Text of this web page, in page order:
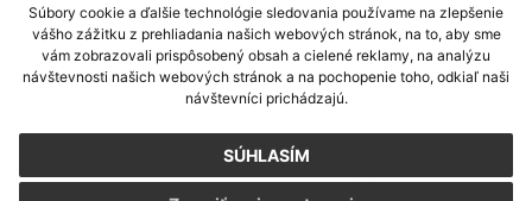
Súbory cookie a ďalšie technológie sledovania používame na zlepšenie
vášho zážitku z prehliadania našich webových stránok, na to, aby sme
vám zobrazovali prispôsobený obsah a cielené reklamy, na analýzu
návštevnosti našich webových stránok a na pochopenie toho, odkiaľ naši
návštevníci prichádzajú.
SÚHLASÍM
využite možnosť získavania aktuálnych informácií s využitím RSS
CMS systém (redakčný) systém ECHELON 2,Mapa stránok,web portál
webex.digital, s.r.o.,domény,registrácia domény
Posledná aktualizácia:05.08.2026